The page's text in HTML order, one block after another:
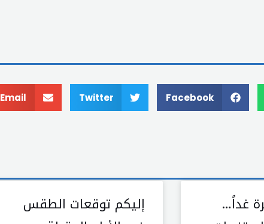
Facebook
Twitter
Email
غداً…
إليكم توقعات الطقس